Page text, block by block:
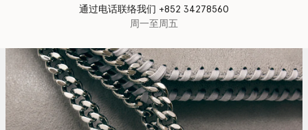
通过电话联络我们 +852 34278560
周一至周五